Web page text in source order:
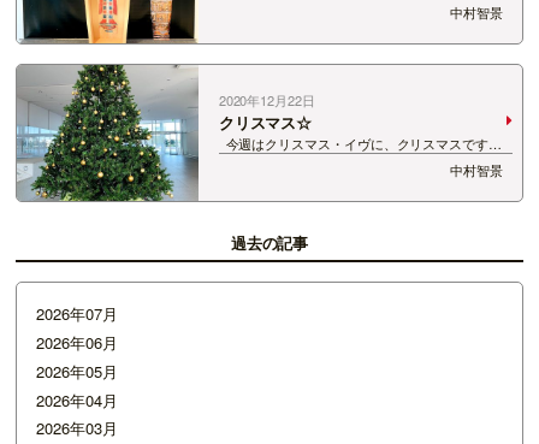
拡大でなかなか思い通りの1年になりませんでし
たね。 それでも工夫していつも通りを作る知恵は
たくさん生まれたような気もします。 どんなとき
も前向きに捉える気持ちも持てたかも…
中村智景
2020年12月22日
クリスマス☆
今週はクリスマス・イヴに、クリスマスです
ね。 ちょっといつもとは違う過ごし方になる方も
多いかもしれませんが 今だからこそ、その意味を
知って過ごすと違う発見があるかも。 今週（木）
中村智景
過去の記事
2026年07月
2026年06月
2026年05月
2026年04月
2026年03月